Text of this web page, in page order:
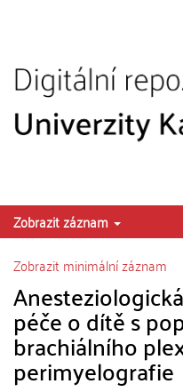
Zobrazit záznam
Zobrazit minimální záznam
péče o dítě s
brachiálního
perimyelografie